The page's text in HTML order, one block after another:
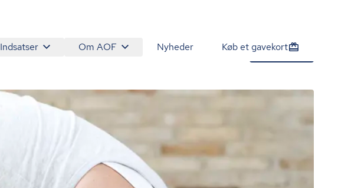
Indsatser Om AOF Nyheder Køb et gavekort
1.885 kr. /person Tilmeld nu